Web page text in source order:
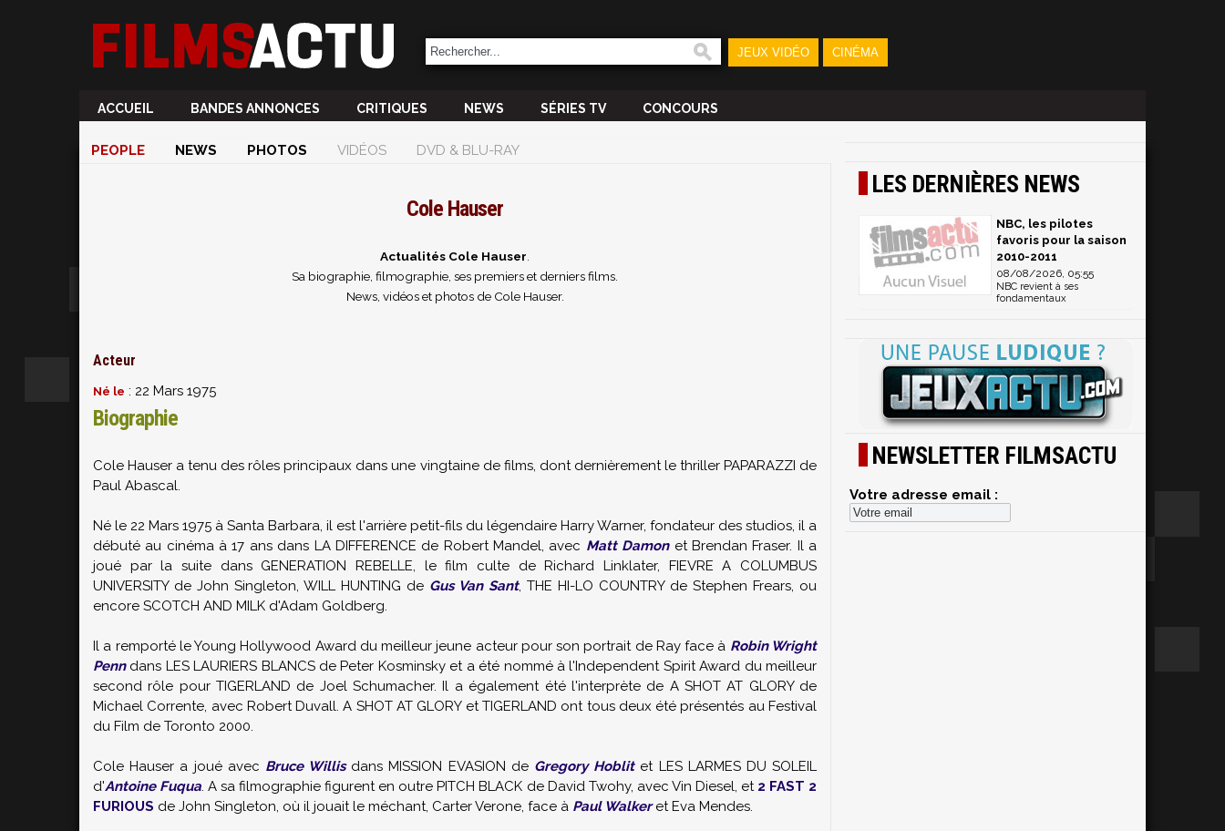
JEUX VIDÉO CINÉMA
ACCUEIL BANDES ANNONCES CRITIQUES NEWS SÉRIES TV CONCOURS
PEOPLE NEWS PHOTOS VIDÉOS DVD & BLU-RAY
Cole Hauser
Actualités Cole Hauser
Sa biographie, filmographie, ses premiers et derniers films.
News, vidéos et photos de Cole Hauser.
Acteur
Né le : 22 Mars 1975
Biographie
Cole Hauser a tenu des rôles principaux dans une vingtaine de films, dont dernièrement le thriller PAPARAZZI de
Paul Abascal.
Né le 22 Mars 1975 à Santa Barbara, il est l'arrière petit-fils du légendaire Harry Warner, fondateur des studios, il a
débuté au cinéma à 17 ans dans LA DIFFERENCE de Robert Mandel, avec Matt Damonet Brendan Fraser. Il a
joué par la suite dans GENERATION REBELLE, le film culte de Richard Linklater, FIEVRE A COLUMBUS
UNIVERSITY de John Singleton, WILL HUNTING de Gus Van Sant, THE HI-LO COUNTRY de Stephen Frears, ou
encore SCOTCH AND MILK d'Adam Goldberg.
Il a remporté le Young Hollywood Award du meilleur jeune acteur pour son portrait de Ray face à Robin Wright
Penndans LES LAURIERS BLANCS de Peter Kosminsky et a été nommé à l'Independent Spirit Award du meilleur
second rôle pour TIGERLAND de Joel Schumacher. Il a également été l'interprète de A SHOT AT GLORY de
Michael Corrente, avec Robert Duvall. A SHOT AT GLORY et TIGERLAND ont tous deux été présentés au Festival
du Film de Toronto 2000.
Cole Hauser a joué avec Bruce Willisdans MISSION EVASION de Gregory Hoblitet LES LARMES DU SOLEIL
d'Antoine Fuqua. A sa filmographie figurent en outre PITCH BLACK de David Twohy, avec Vin Diesel, et 2 FAST 2
FURIOUS de John Singleton, où il jouait le méchant, Carter Verone, face à Paul Walkeret Eva Mendes.
LES DERNIÈRES NEWS
NBC, les pilotes
favoris pour la saison
2010-2011
08/08/2026, 05:55
NBC revient à ses
fondamentaux
NEWSLETTER FILMSACTU
Votre adresse email :